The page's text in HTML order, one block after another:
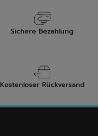
Sichere Bezahlung
Kostenloser Rückversand